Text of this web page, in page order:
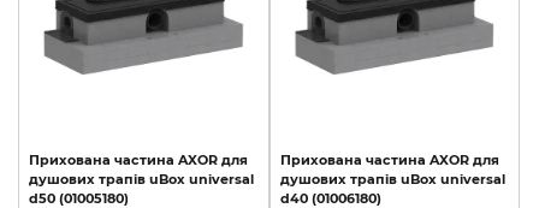
Прихована частина AXOR для
душових трапів uBox universal
d50 (01005180)
Прихована частина AXOR для
душових трапів uBox universal
d40 (01006180)